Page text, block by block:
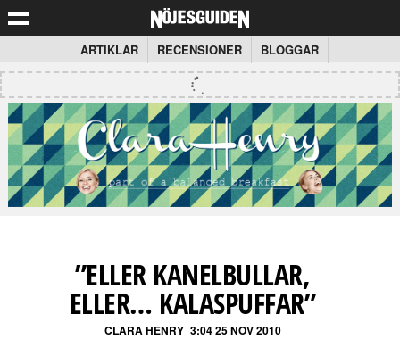
ARTIKLAR RECENSIONER BLOGGAR
”ELLER KANELBULLAR,
ELLER… KALASPUFFAR”
CLARA HENRY 3:04 25 NOV 2010